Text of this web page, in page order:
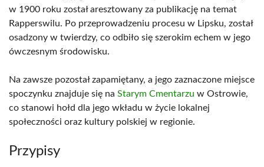
w 1900 roku został aresztowany za publikację na temat
Rapperswilu. Po przeprowadzeniu procesu w Lipsku, został
osadzony w twierdzy, co odbiło się szerokim echem w jego
ówczesnym środowisku.
Na zawsze pozostał zapamiętany, a jego zaznaczone miejsce
spoczynku znajduje się na Starym Cmentarzu w Ostrowie,
co stanowi hołd dla jego wkładu w życie lokalnej
społeczności oraz kultury polskiej w regionie.
Przypisy